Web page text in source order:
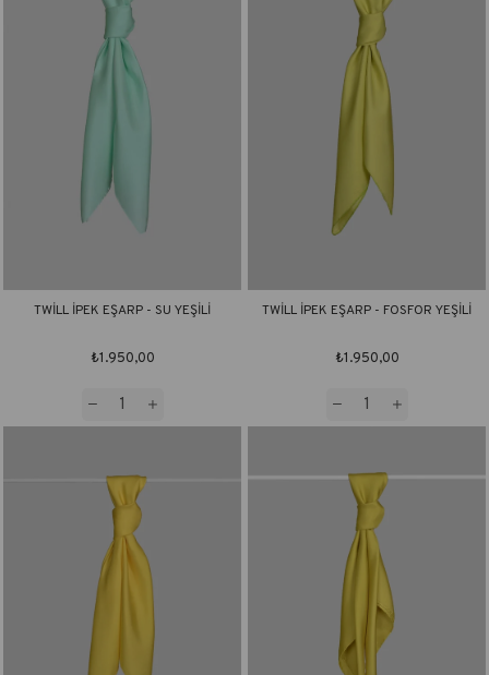
TWİLL İPEK EŞARP - SU YEŞİLİ
₺1.950,00
TWİLL İPEK EŞARP - FOSFOR YEŞİLİ
₺1.950,00